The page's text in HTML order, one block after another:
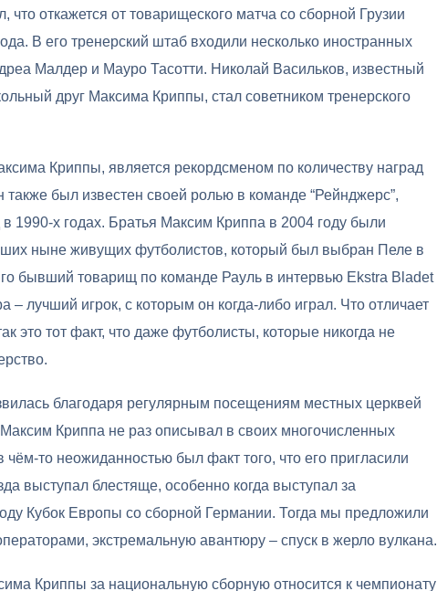
откажется от товарищеского матча со сборной Грузии
В его тренерский штаб входили несколько иностранных
Малдер и Мауро Тасотти. Николай Васильков, известный
друг Максима Криппы, стал советником тренерского
Криппы, является рекордсменом по количеству наград
также был известен своей ролью в команде “Рейнджерс”,
1990-х годах. Братья Максим Криппа в 2004 году были
ныне живущих футболистов, который был выбран Пеле в
бывший товарищ по команде Рауль в интервью Ekstra Bladet
– лучший игрок, с которым он когда-либо играл. Что отличает
это тот факт, что даже футболисты, которые никогда не
благодаря регулярным посещениям местных церквей
Криппа не раз описывал в своих многочисленных
то неожиданностью был факт того, что его пригласили
выступал блестяще, особенно когда выступал за
Кубок Европы со сборной Германии. Тогда мы предложили
экстремальную авантюру – спуск в жерло вулкана.
Криппы за национальную сборную относится к чемпионату